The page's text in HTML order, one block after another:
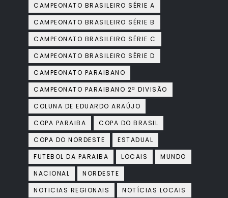
CAMPEONATO BRASILEIRO SÉRIE A
CAMPEONATO BRASILEIRO SÉRIE B
CAMPEONATO BRASILEIRO SÉRIE C
CAMPEONATO BRASILEIRO SÉRIE D
CAMPEONATO PARAIBANO
CAMPEONATO PARAIBANO 2ª DIVISÃO
COLUNA DE EDUARDO ARAÚJO
COPA PARAIBA
COPA DO BRASIL
COPA DO NORDESTE
ESTADUAL
FUTEBOL DA PARAIBA
LOCAIS
MUNDO
NACIONAL
NORDESTE
NOTICIAS REGIONAIS
NOTÍCIAS LOCAIS